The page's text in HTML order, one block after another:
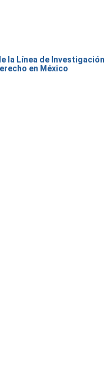
la Línea de Investigación
en México